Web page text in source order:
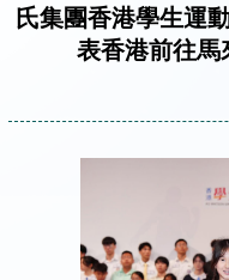
氏集團香港學生運
表香港前往馬